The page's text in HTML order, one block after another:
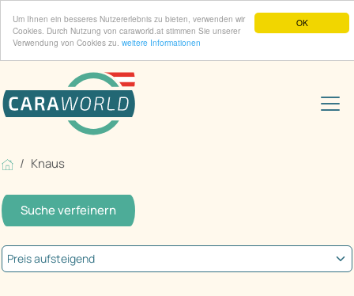
OK
Um Ihnen ein besseres Nutzererlebnis zu bieten, verwenden wir
Cookies. Durch Nutzung von caraworld.at stimmen Sie unserer
Verwendung von Cookies zu. weitere Informationen
Knaus
Suche verfeinern